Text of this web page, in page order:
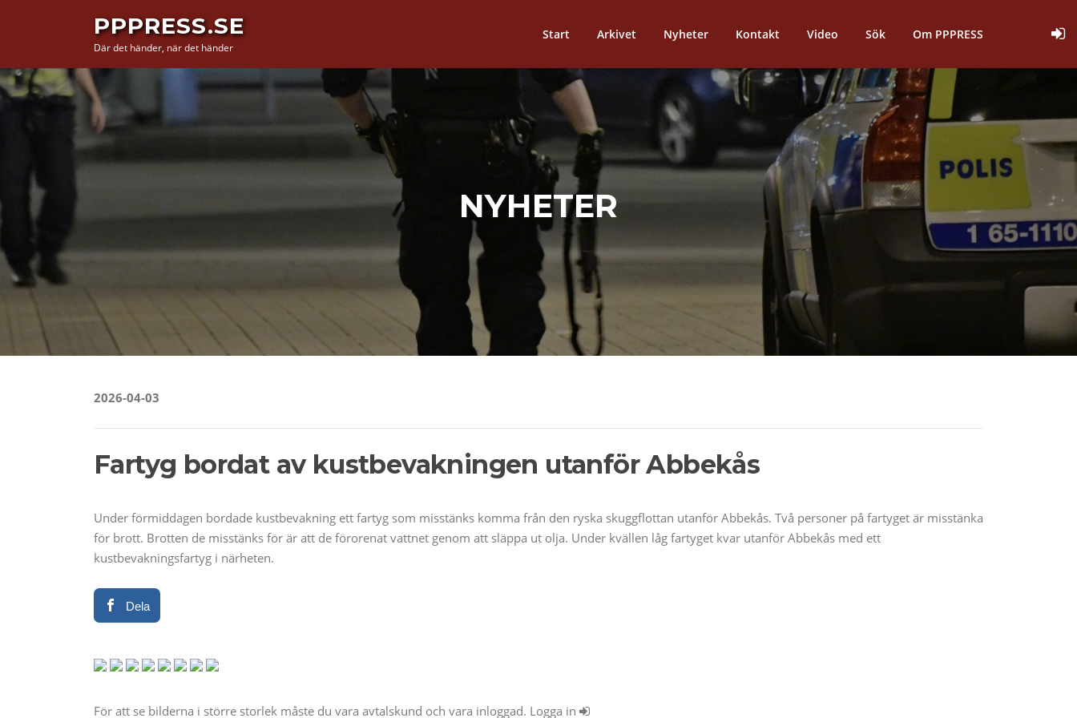
PPPRESS.SE
Där det händer, när det händer
Start Arkivet Nyheter Kontakt Video Sök Om PPPRESS
NYHETER
2026-04-03
Fartyg bordat av kustbevakningen utanför Abbekås
Under förmiddagen bordade kustbevakning ett fartyg som misstänks komma från den ryska skuggflottan utanför Abbekås. Två personer på fartyget är misstänka
för brott. Brotten de misstänks för är att de förorenat vattnet genom att släppa ut olja. Under kvällen låg fartyget kvar utanför Abbekås med ett
kustbevakningsfartyg i närheten.
Dela
För att se bilderna i större storlek måste du vara avtalskund och vara inloggad. Logga in